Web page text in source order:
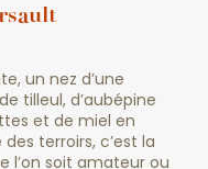
un nez d’une
tilleul, d’aubépine
et de miel en
terroirs, c’est la
l’on soit amateur ou